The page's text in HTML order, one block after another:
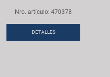
Nro. artículo: 470378
DETALLES